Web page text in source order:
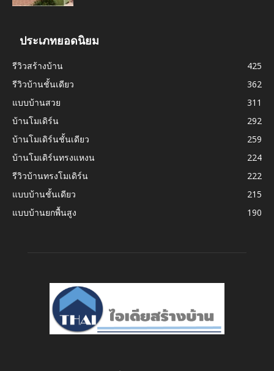
ประเภทยอดนิยม
รีวิวสร้างบ้าน
425
รีวิวบ้านชั้นเดียว
362
แบบบ้านสวย
311
บ้านโมเดิร์น
292
บ้านโมเดิร์นชั้นเดียว
259
บ้านโมเดิร์นทรงแหงน
224
รีวิวบ้านทรงโมเดิร์น
222
แบบบ้านชั้นเดียว
215
แบบบ้านยกพื้นสูง
190